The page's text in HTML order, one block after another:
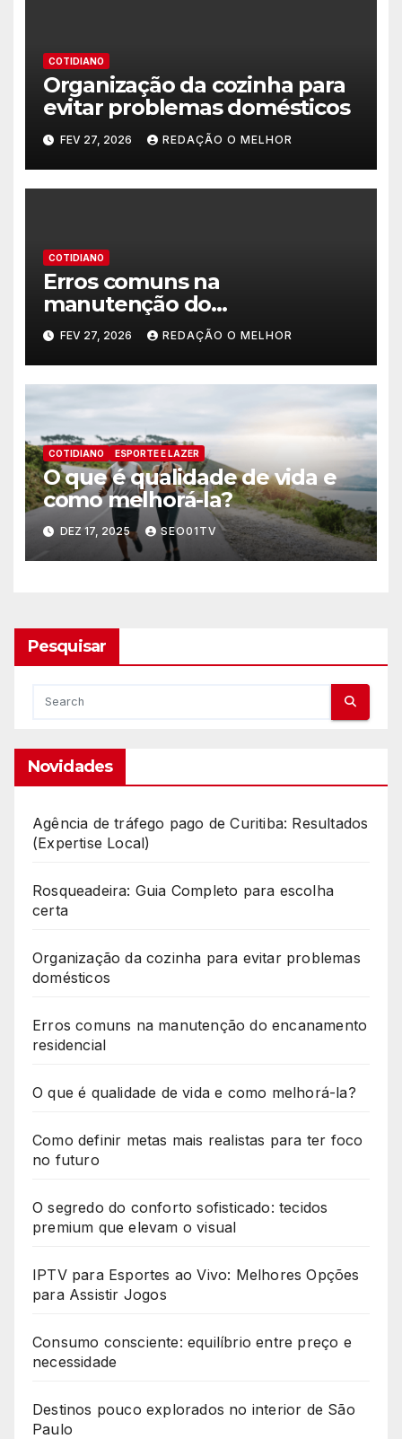
COTIDIANO
Organização da cozinha para
evitar problemas domésticos
FEV 27, 2026 REDAÇÃO O MELHOR
COTIDIANO
Erros comuns na
manutenção do
encanamento residencial
FEV 27, 2026 REDAÇÃO O MELHOR
COTIDIANO ESPORTE E LAZER
O que é qualidade de vida e
como melhorá-la?
DEZ 17, 2025 SEO01TV
Pesquisar
Novidades
Agência de tráfego pago de Curitiba: Resultados
(Expertise Local)
Rosqueadeira: Guia Completo para escolha
certa
Organização da cozinha para evitar problemas
domésticos
Erros comuns na manutenção do encanamento
residencial
O que é qualidade de vida e como melhorá-la?
Como definir metas mais realistas para ter foco
no futuro
O segredo do conforto sofisticado: tecidos
premium que elevam o visual
IPTV para Esportes ao Vivo: Melhores Opções
para Assistir Jogos
Consumo consciente: equilíbrio entre preço e
necessidade
Destinos pouco explorados no interior de São
Paulo